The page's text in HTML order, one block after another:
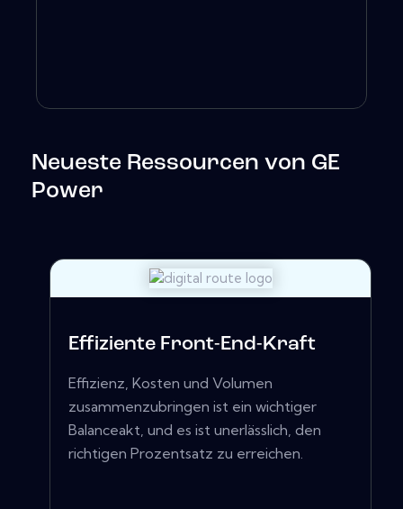
Neueste Ressourcen von GE
Power
Effiziente Front-End-Kraft
Effizienz, Kosten und Volumen
zusammenzubringen ist ein wichtiger
Balanceakt, und es ist unerlässlich, den
richtigen Prozentsatz zu erreichen.